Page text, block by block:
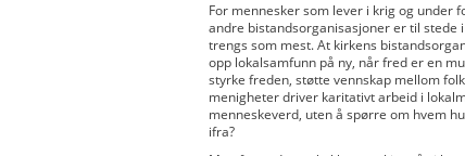
For mennesker som lever i krig og under
andre bistandsorganisasjoner er til
trengs som mest. At kirkens
opp lokalsamfunn på ny, når fred er en
styrke freden, støtte vennskap mellom
menigheter driver karitativt arbeid i
menneskeverd, uten å spørre om hvem
ifra?